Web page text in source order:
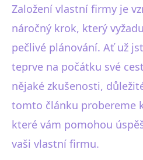
22. 2. 2026· 5 min čtení · Autor:
Založení vlastní firmy je
náročný krok, který
pečlivé plánování. Ať už
teprve na počátku své
nějaké zkušenosti,
tomto článku probereme
které vám pomohou
vaši vlastní firmu.